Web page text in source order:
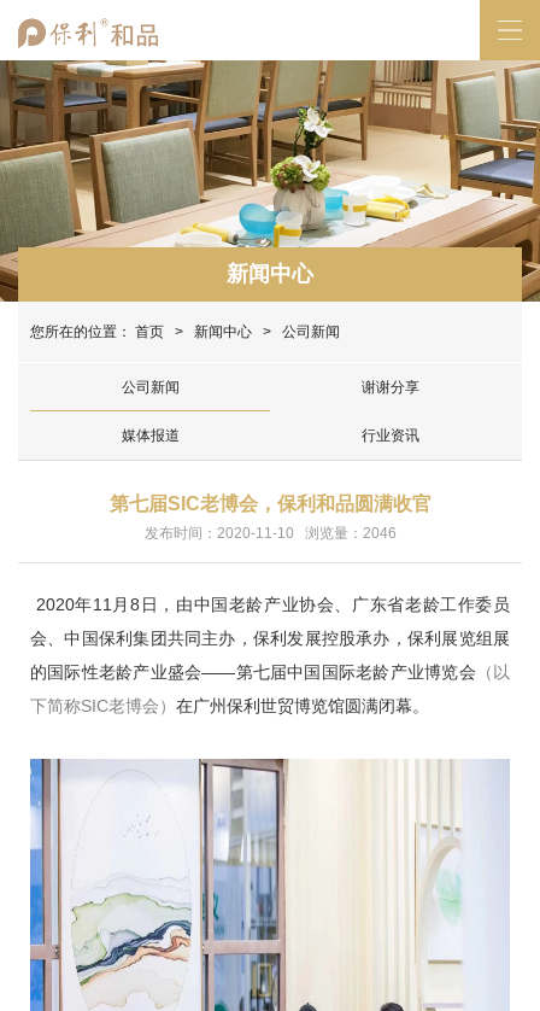
新闻中心
您所在的位置： 首页 > 新闻中心 > 公司新闻
公司新闻 谢谢分享
媒体报道 行业资讯
第七届SIC老博会，保利和品圆满收官
发布时间：2020-11-10 浏览量：2046
2020年11月8日，由中国老龄产业协会、广东省老龄工作委员
会、中国保利集团共同主办，保利发展控股承办，保利展览组展
的国际性老龄产业盛会——第七届中国国际老龄产业博览会 （以
下简称SIC老博会） 在广州保利世贸博览馆圆满闭幕。